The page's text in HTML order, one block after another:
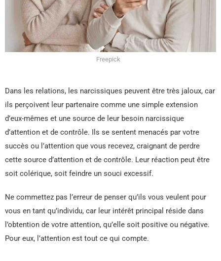
Freepick
Dans les relations, les narcissiques peuvent être très jaloux, car
ils perçoivent leur partenaire comme une simple extension
d’eux-mêmes et une source de leur besoin narcissique
d’attention et de contrôle. Ils se sentent menacés par votre
succès ou l’attention que vous recevez, craignant de perdre
cette source d’attention et de contrôle. Leur réaction peut être
soit colérique, soit feindre un souci excessif.
Ne commettez pas l’erreur de penser qu’ils vous veulent pour
vous en tant qu’individu, car leur intérêt principal réside dans
l’obtention de votre attention, qu’elle soit positive ou négative.
Pour eux, l’attention est tout ce qui compte.